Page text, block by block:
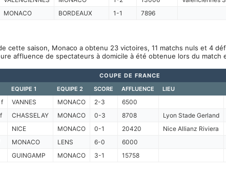
MONACO BORDEAUX 1-1 7896
cette saison, Monaco a obtenu 23 victoires, 11 matchs nuls et 4
affluence de spectateurs à domicile à été obtenue lors du
COUPE DE FRANCE
EQUIPE 1 EQUIPE 2 SCORE AFFLUENCE LIEU
VANNES MONACO 2-3
6500
CHASSELAY MONACO 0-3 8708
Lyon Stade Gerland
NICE MONACO 0-1 20420
Nice Allianz Riviera
MONACO LENS 6-0
6000
GUINGAMP MONACO 3-1 15758